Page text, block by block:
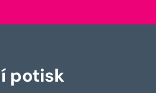
potisk